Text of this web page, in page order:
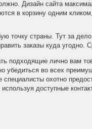
Дизайн сайта
в корзину одним
точку страны. Тут за
заказы куда
подходящие лично вам
убедиться во всех
специалисты охотно
доступные